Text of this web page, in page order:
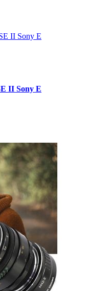
II Sony E